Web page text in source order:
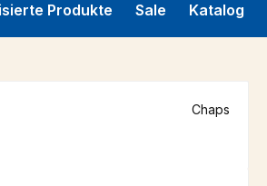
Produkte Sale Katalog
Chaps